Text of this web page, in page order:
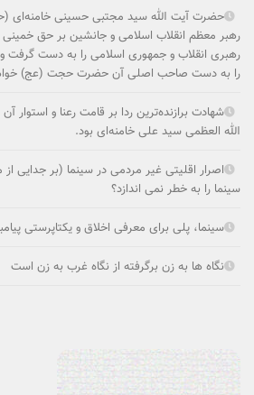
حضرت آیت الله سید مجتبی حسینی خامنه‌ای
رهبر معظم انقلاب اسلامی و جانشین بر حق
رهبری انقلاب و جمهوری اسلامی را به دست گرفت
را به دست صاحب اصلی آن حضرت حجت (عج)
شهادت برازنده‌ترین ردا بر قامت رعنا و
الله العظمی سید علی خامنه‌ای بود.
اصرار اقلیتی غیر مردمی در سینما (بر جدایی
سینما را به خطر نمی ­اندازد؟
سینما، پلی برای معرفی اخلاق و یکتاپرستی
نگاه ها به زن برگرفته از نگاه غرب به زن است